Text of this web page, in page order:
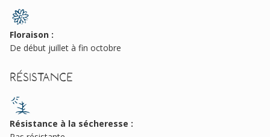
Floraison :
De début juillet à fin octobre
Résistance
Résistance à la sécheresse :